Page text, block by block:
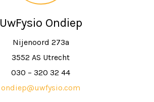
UwFysio Ondiep
Nijenoord 273a
3552 AS Utrecht
030 – 320 32 44
ondiep@uwfysio.com